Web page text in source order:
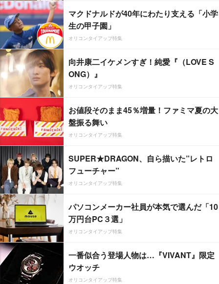
マクドナルドが40年にわたり支える「小学
生の甲子園」
オリコンタイアップ特集
向井康二イケメンすぎ！純愛『（LOVE S
ONG）』
オリコンタイアップ特集
お値段そのまま45％増量！ファミマ夏の大
盤振る舞い
オリコンタイアップ特集
SUPER★DRAGON、自ら描いた”レトロ
フューチャー”
オリコンタイアップ特集
パソコンメーカー社員が本気で選んだ「10
万円台PC３選」
オリコンタイアップ特集
一番似合う登場人物は…『VIVANT』限定
ウオッチ
オリコンタイアップ特集